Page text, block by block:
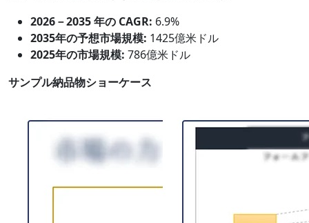
2026－2035 年の CAGR: 6.9%
2035年の予想市場規模: 1425億米ドル
2025年の市場規模: 786億米ドル
サンプル納品物ショーケース